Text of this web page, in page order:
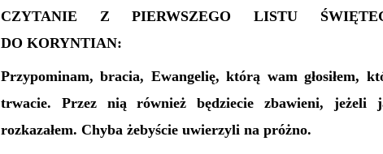
CZYTANIE Z PIERWSZEGO LISTU
DO KORYNTIAN:
Przypominam, bracia, Ewangelię, którą wam głosiłem,
trwacie. Przez nią również będziecie zbawieni,
rozkazałem. Chyba żebyście uwierzyli na próżno.